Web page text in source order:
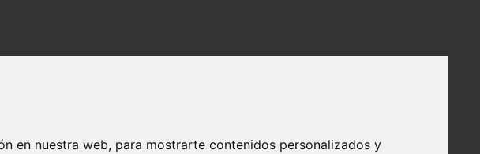
en nuestra web, para mostrarte contenidos personalizados y